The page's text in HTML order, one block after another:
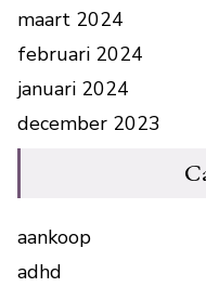
maart 2024
februari 2024
januari 2024
december 2023
aankoop
adhd